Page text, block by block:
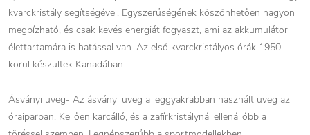
kvarckristály segítségével. Egyszerűségének köszönhetően nagyon
megbízható, és csak kevés energiát fogyaszt, ami az akkumulátor
élettartamára is hatással van. Az első kvarckristályos órák 1950
körül készültek Kanadában.
Ásványi üveg- Az ásványi üveg a leggyakrabban használt üveg az
óraiparban. Kellően karcálló, és a zafírkristálynál ellenállóbb a